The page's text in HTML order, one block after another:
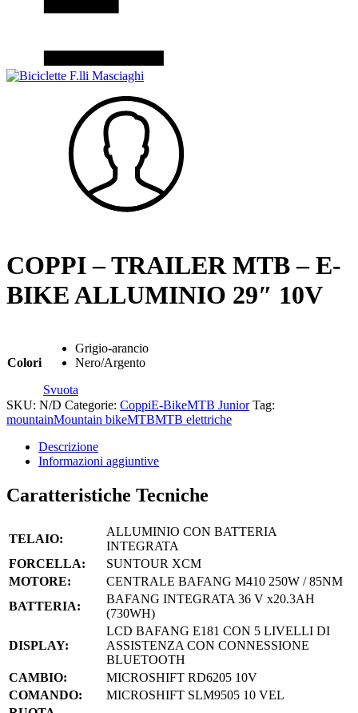
COPPI – TRAILER MTB – E-
BIKE ALLUMINIO 29″ 10V
Colori
Grigio-arancio
Nero/Argento
Svuota
SKU: N/D Categorie: CoppiE-BikeMTB Junior Tag:
mountainMountain bikeMTBMTB elettriche
Descrizione
Informazioni aggiuntive
Caratteristiche Tecniche
TELAIO:
ALLUMINIO CON BATTERIA
INTEGRATA
FORCELLA:
SUNTOUR XCM
MOTORE:
CENTRALE BAFANG M410 250W / 85NM
BATTERIA:
BAFANG INTEGRATA 36 V x20.3AH
(730WH)
DISPLAY:
LCD BAFANG E181 CON 5 LIVELLI DI
ASSISTENZA CON CONNESSIONE
BLUETOOTH
CAMBIO:
MICROSHIFT RD6205 10V
COMANDO:
MICROSHIFT SLM9505 10 VEL